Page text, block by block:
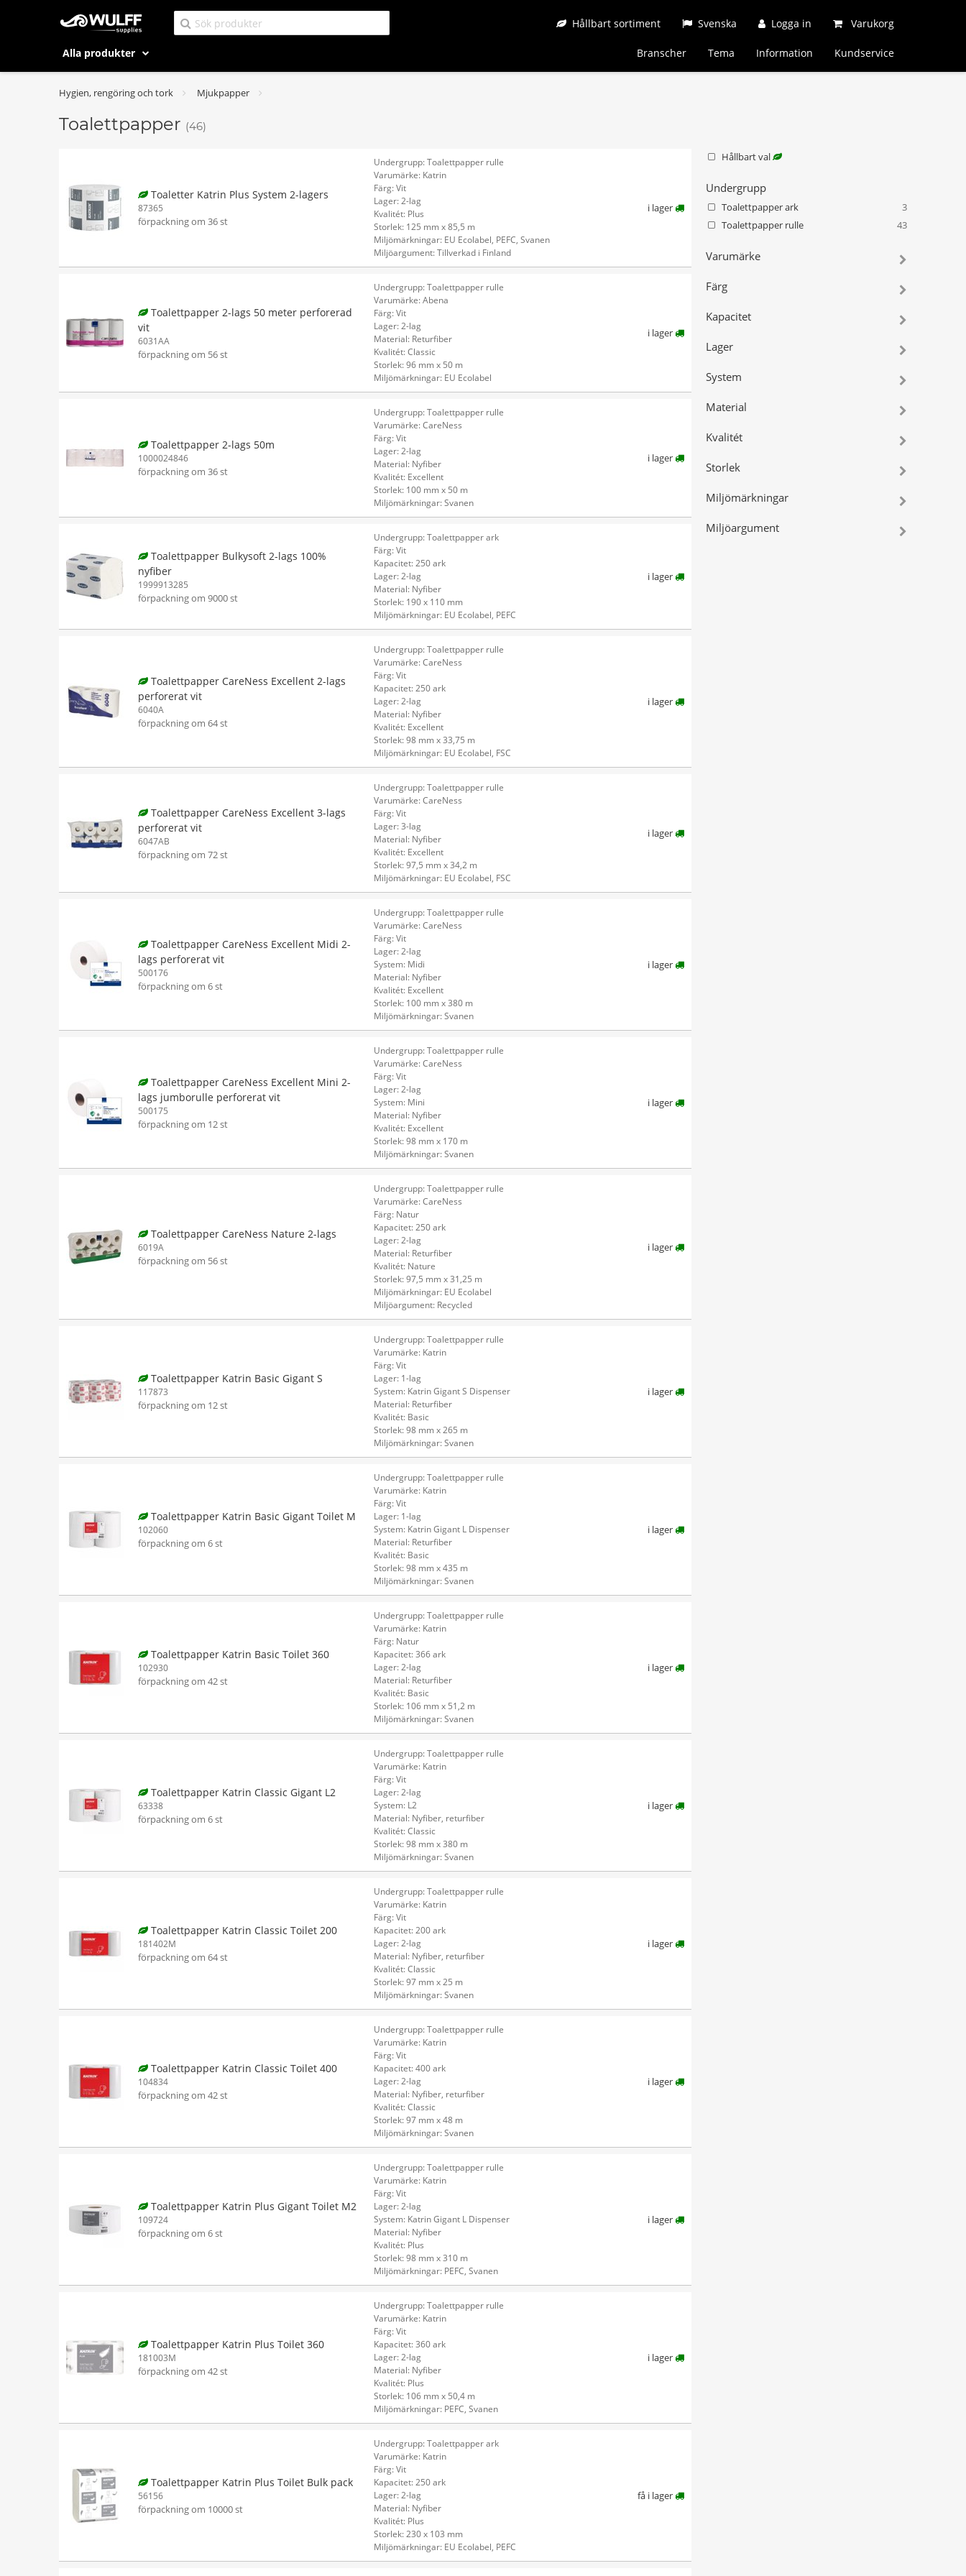
Hållbart sortiment Svenska Logga in Varukorg
Alla produkter Branscher Tema Information Kundservice
Hygien, rengöring och tork Mjukpapper
Toalettpapper (46)
Toaletter Katrin Plus System 2-lagers
87365
förpackning om 36 st
Undergrupp: Toalettpapper rulle
Varumärke: Katrin
Färg: Vit
Lager: 2-lag
Kvalitét: Plus
Storlek: 125 mm x 85,5 m
Miljömärkningar: EU Ecolabel, PEFC, Svanen
Miljöargument: Tillverkad i Finland
i lager
Toalettpapper 2-lags 50 meter perforerad
vit
6031AA
förpackning om 56 st
Undergrupp: Toalettpapper rulle
Varumärke: Abena
Färg: Vit
Lager: 2-lag
Material: Returfiber
Kvalitét: Classic
Storlek: 96 mm x 50 m
Miljömärkningar: EU Ecolabel
i lager
Toalettpapper 2-lags 50m
1000024846
förpackning om 36 st
Undergrupp: Toalettpapper rulle
Varumärke: CareNess
Färg: Vit
Lager: 2-lag
Material: Nyfiber
Kvalitét: Excellent
Storlek: 100 mm x 50 m
Miljömärkningar: Svanen
i lager
Toalettpapper Bulkysoft 2-lags 100%
nyfiber
1999913285
förpackning om 9000 st
Undergrupp: Toalettpapper ark
Färg: Vit
Kapacitet: 250 ark
Lager: 2-lag
Material: Nyfiber
Storlek: 190 x 110 mm
Miljömärkningar: EU Ecolabel, PEFC
i lager
Toalettpapper CareNess Excellent 2-lags
perforerat vit
6040A
förpackning om 64 st
Undergrupp: Toalettpapper rulle
Varumärke: CareNess
Färg: Vit
Kapacitet: 250 ark
Lager: 2-lag
Material: Nyfiber
Kvalitét: Excellent
Storlek: 98 mm x 33,75 m
Miljömärkningar: EU Ecolabel, FSC
i lager
Toalettpapper CareNess Excellent 3-lags
perforerat vit
6047AB
förpackning om 72 st
Undergrupp: Toalettpapper rulle
Varumärke: CareNess
Färg: Vit
Lager: 3-lag
Material: Nyfiber
Kvalitét: Excellent
Storlek: 97,5 mm x 34,2 m
Miljömärkningar: EU Ecolabel, FSC
i lager
Toalettpapper CareNess Excellent Midi 2-
lags perforerat vit
500176
förpackning om 6 st
Undergrupp: Toalettpapper rulle
Varumärke: CareNess
Färg: Vit
Lager: 2-lag
System: Midi
Material: Nyfiber
Kvalitét: Excellent
Storlek: 100 mm x 380 m
Miljömärkningar: Svanen
i lager
Toalettpapper CareNess Excellent Mini 2-
lags jumborulle perforerat vit
500175
förpackning om 12 st
Undergrupp: Toalettpapper rulle
Varumärke: CareNess
Färg: Vit
Lager: 2-lag
System: Mini
Material: Nyfiber
Kvalitét: Excellent
Storlek: 98 mm x 170 m
Miljömärkningar: Svanen
i lager
Toalettpapper CareNess Nature 2-lags
6019A
förpackning om 56 st
Undergrupp: Toalettpapper rulle
Varumärke: CareNess
Färg: Natur
Kapacitet: 250 ark
Lager: 2-lag
Material: Returfiber
Kvalitét: Nature
Storlek: 97,5 mm x 31,25 m
Miljömärkningar: EU Ecolabel
Miljöargument: Recycled
i lager
Toalettpapper Katrin Basic Gigant S
117873
förpackning om 12 st
Undergrupp: Toalettpapper rulle
Varumärke: Katrin
Färg: Vit
Lager: 1-lag
System: Katrin Gigant S Dispenser
Material: Returfiber
Kvalitét: Basic
Storlek: 98 mm x 265 m
Miljömärkningar: Svanen
i lager
Toalettpapper Katrin Basic Gigant Toilet M
102060
förpackning om 6 st
Undergrupp: Toalettpapper rulle
Varumärke: Katrin
Färg: Vit
Lager: 1-lag
System: Katrin Gigant L Dispenser
Material: Returfiber
Kvalitét: Basic
Storlek: 98 mm x 435 m
Miljömärkningar: Svanen
i lager
Toalettpapper Katrin Basic Toilet 360
102930
förpackning om 42 st
Undergrupp: Toalettpapper rulle
Varumärke: Katrin
Färg: Natur
Kapacitet: 366 ark
Lager: 2-lag
Material: Returfiber
Kvalitét: Basic
Storlek: 106 mm x 51,2 m
Miljömärkningar: Svanen
i lager
Toalettpapper Katrin Classic Gigant L2
63338
förpackning om 6 st
Undergrupp: Toalettpapper rulle
Varumärke: Katrin
Färg: Vit
Lager: 2-lag
System: L2
Material: Nyfiber, returfiber
Kvalitét: Classic
Storlek: 98 mm x 380 m
Miljömärkningar: Svanen
i lager
Toalettpapper Katrin Classic Toilet 200
181402M
förpackning om 64 st
Undergrupp: Toalettpapper rulle
Varumärke: Katrin
Färg: Vit
Kapacitet: 200 ark
Lager: 2-lag
Material: Nyfiber, returfiber
Kvalitét: Classic
Storlek: 97 mm x 25 m
Miljömärkningar: Svanen
i lager
Toalettpapper Katrin Classic Toilet 400
104834
förpackning om 42 st
Undergrupp: Toalettpapper rulle
Varumärke: Katrin
Färg: Vit
Kapacitet: 400 ark
Lager: 2-lag
Material: Nyfiber, returfiber
Kvalitét: Classic
Storlek: 97 mm x 48 m
Miljömärkningar: Svanen
i lager
Toalettpapper Katrin Plus Gigant Toilet M2
109724
förpackning om 6 st
Undergrupp: Toalettpapper rulle
Varumärke: Katrin
Färg: Vit
Lager: 2-lag
System: Katrin Gigant L Dispenser
Material: Nyfiber
Kvalitét: Plus
Storlek: 98 mm x 310 m
Miljömärkningar: PEFC, Svanen
i lager
Toalettpapper Katrin Plus Toilet 360
181003M
förpackning om 42 st
Undergrupp: Toalettpapper rulle
Varumärke: Katrin
Färg: Vit
Kapacitet: 360 ark
Lager: 2-lag
Material: Nyfiber
Kvalitét: Plus
Storlek: 106 mm x 50,4 m
Miljömärkningar: PEFC, Svanen
i lager
Toalettpapper Katrin Plus Toilet Bulk pack
56156
förpackning om 10000 st
Undergrupp: Toalettpapper ark
Varumärke: Katrin
Färg: Vit
Kapacitet: 250 ark
Lager: 2-lag
Material: Nyfiber
Kvalitét: Plus
Storlek: 230 x 103 mm
Miljömärkningar: EU Ecolabel, PEFC
få i lager
Hållbart val
Undergrupp
Toalettpapper ark
3
Toalettpapper rulle
43
Varumärke
Färg
Kapacitet
Lager
System
Material
Kvalitét
Storlek
Miljömärkningar
Miljöargument